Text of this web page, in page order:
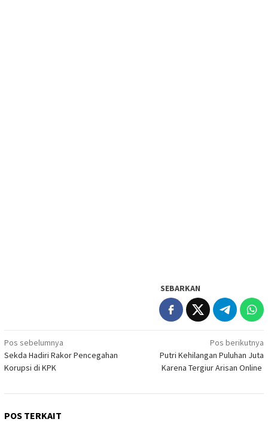
SEBARKAN
Navigasi
pos
Pos sebelumnya
Sekda Hadiri Rakor Pencegahan
Korupsi di KPK
Pos berikutnya
Putri Kehilangan Puluhan Juta
Karena Tergiur Arisan Online
POS TERKAIT